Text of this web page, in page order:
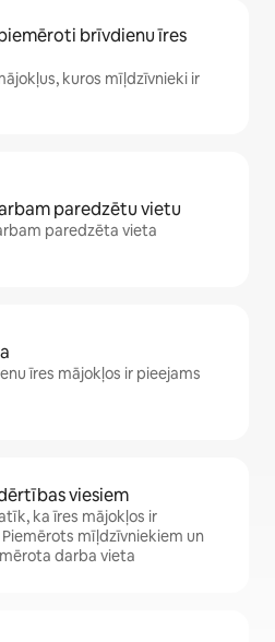
brīvdienu īres
kuros mīļdzīvnieki ir
paredzētu vietu
paredzēta vieta
īres mājokļos ir pieejams
viesiem
ka īres mājokļos ir
mīļdzīvniekiem un
darba vieta